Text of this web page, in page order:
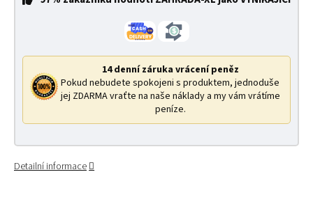
14 denní záruka vrácení peněz
Pokud nebudete spokojeni s produktem, jednoduše
jej ZDARMA vraťte na naše náklady a my vám vrátíme
peníze.
Detailní informace